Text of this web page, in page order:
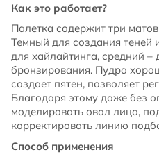
Как это работает?
Палетка содержит три
Темный для создания теней
для хайлайтинга, средний –
бронзирования. Пудра
создает пятен, позволяет
Благодаря этому даже без
моделировать овал лица,
корректировать линию
Способ применения